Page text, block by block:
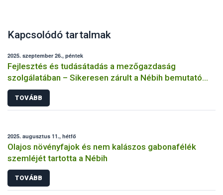
Kapcsolódó tartalmak
2025. szeptember 26., péntek
Fejlesztés és tudásátadás a mezőgazdaság
szolgálatában – Sikeresen zárult a Nébih bemutató
üzemi projektje
TOVÁBB
2025. augusztus 11., hétfő
Olajos növényfajok és nem kalászos gabonafélék
szemléjét tartotta a Nébih
TOVÁBB